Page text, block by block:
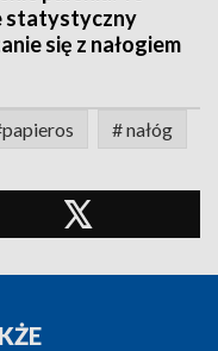
statystyczny
się z nałogiem
# nałóg